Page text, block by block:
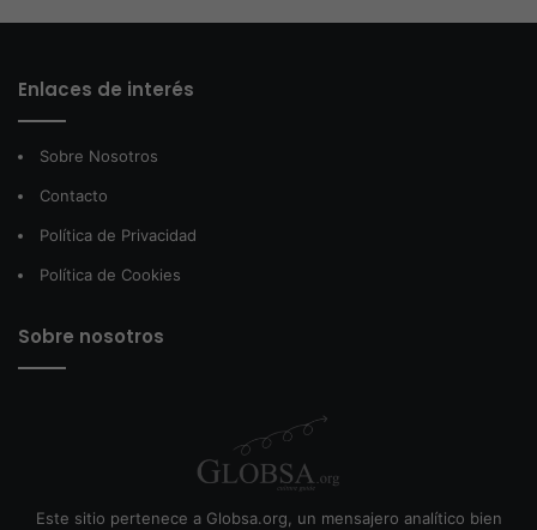
Enlaces de interés
Sobre Nosotros
Contacto
Política de Privacidad
Política de Cookies
Sobre nosotros
Este sitio pertenece a Globsa.org, un mensajero analítico bien